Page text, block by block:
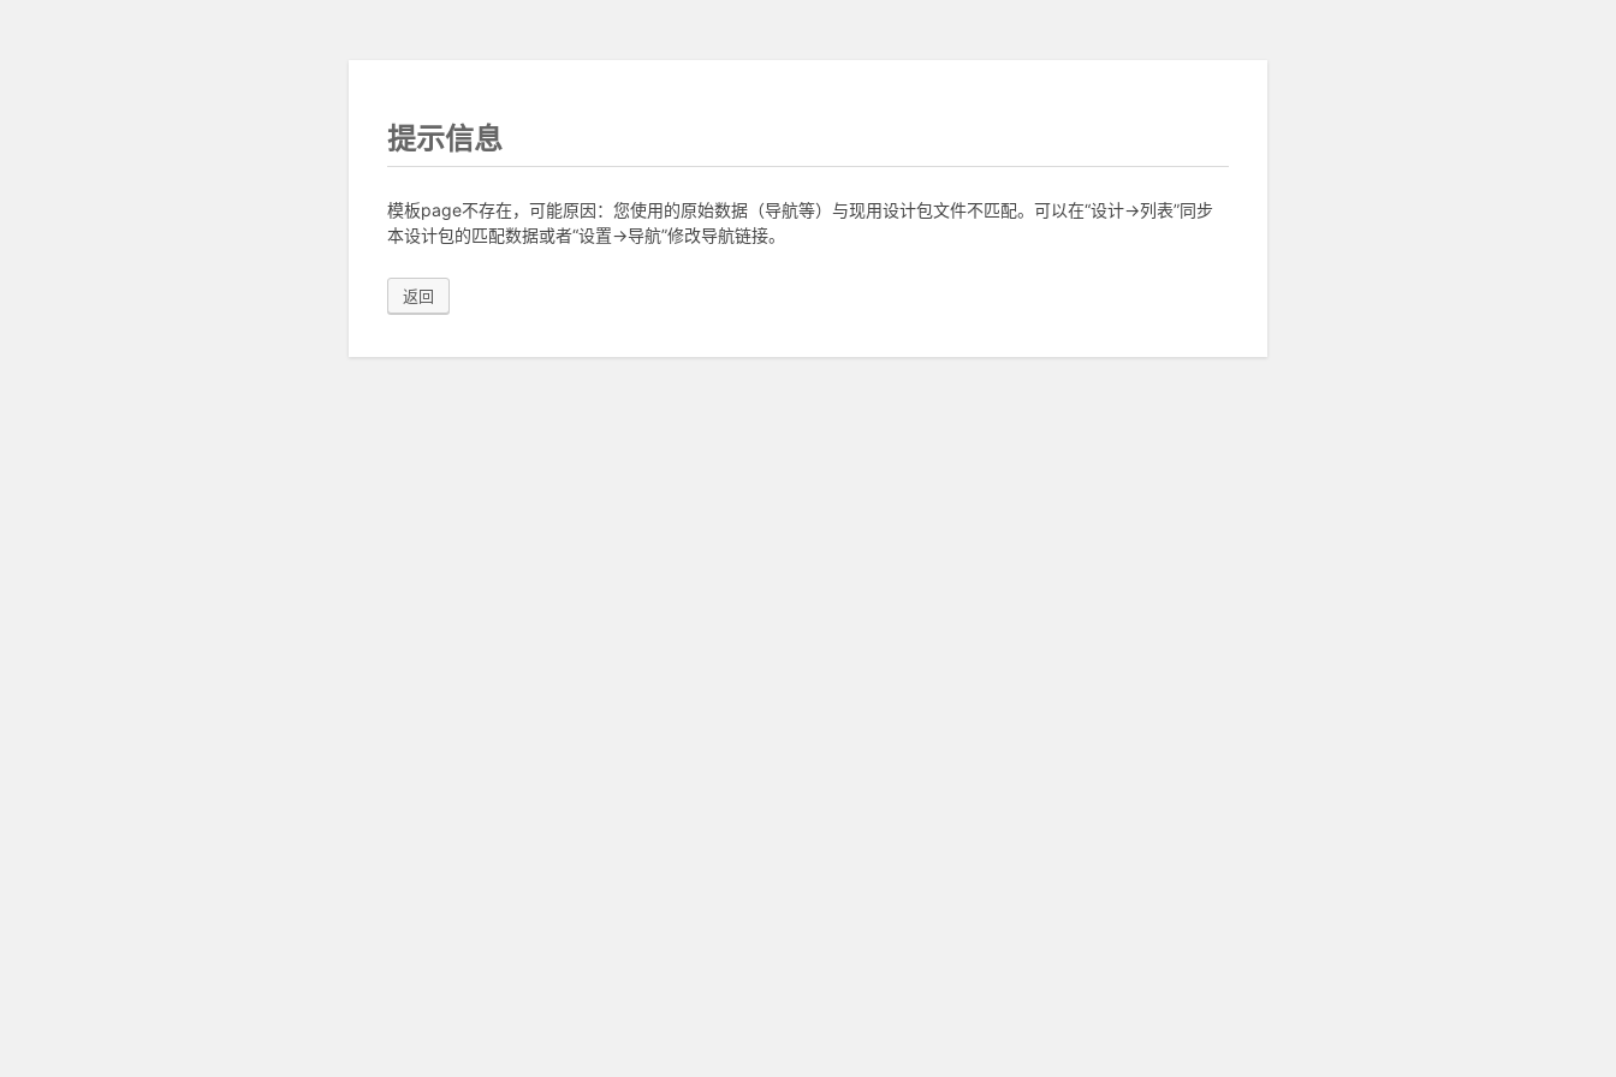
提示信息
模板page不存在，可能原因：您使用的原始数据（导航等）与现用设计包文件不匹配。可以在“设计->列表”同步
本设计包的匹配数据或者“设置->导航”修改导航链接。
返回